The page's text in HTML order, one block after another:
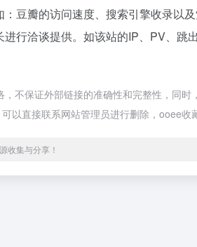
豆瓣的访问速度、搜索引擎收录以
行洽谈提供。如该站的IP、PV、跳
不保证外部链接的准确性和完整性，同
以直接联系网站管理员进行删除，ooee收
收集与分享！